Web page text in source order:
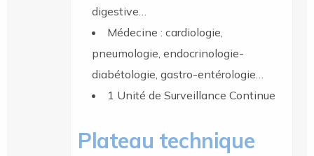
digestive…
Médecine : cardiologie,
pneumologie, endocrinologie-
diabétologie, gastro-entérologie…
1 Unité de Surveillance Continue
Plateau technique